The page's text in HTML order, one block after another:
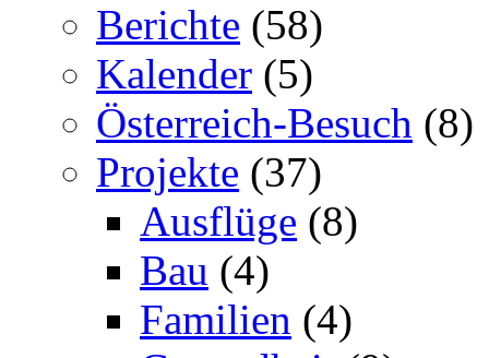
Berichte (58)
Kalender (5)
Österreich-Besuch (8)
Projekte (37)
Ausflüge (8)
Bau (4)
Familien (4)